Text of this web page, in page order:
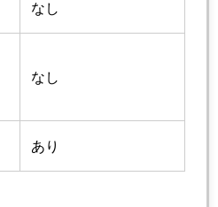
なし
なし
あり